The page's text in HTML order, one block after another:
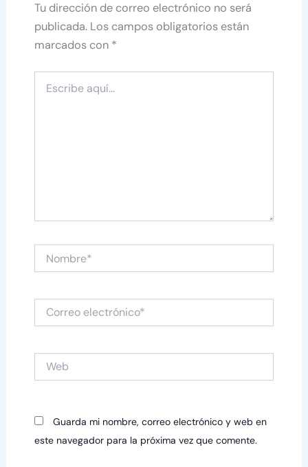
Tu dirección de correo electrónico no será
publicada. Los campos obligatorios están
marcados con *
aquí...
Correo
electrónico*
Guarda mi nombre, correo electrónico y web en
este navegador para la próxima vez que comente.